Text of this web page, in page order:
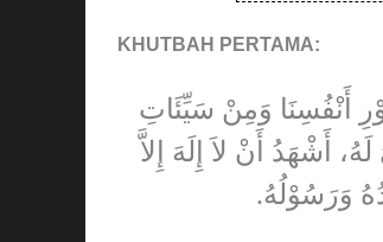
KHUTBAH PERTAMA:
أَنْفُسِنَا وَمِنْ سَيِّئَاتِ
أَشْهَدُ أَنْ لاَ إِلَهَ إِلاَّ
وَرَسُوْلُهُ.